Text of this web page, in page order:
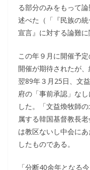
る部分のみをもって
述べた（「『民族の
宣言』に対する論難に
この年９月に開催予
開催が期待されたが
翌89年３月25日、文
府の「事前承認」な
した。「文益煥牧師
属する韓国基督教長
は教区ないし中会に
したものである。
「分断40余年となる